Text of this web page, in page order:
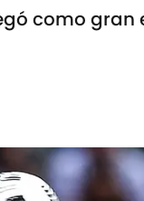
como